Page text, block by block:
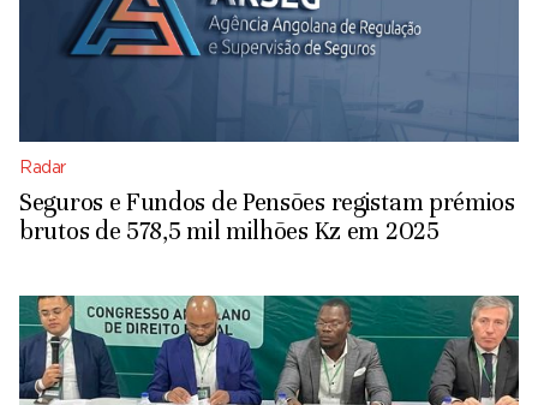
Radar
Seguros e Fundos de Pensões registam prémios
brutos de 578,5 mil milhões Kz em 2025